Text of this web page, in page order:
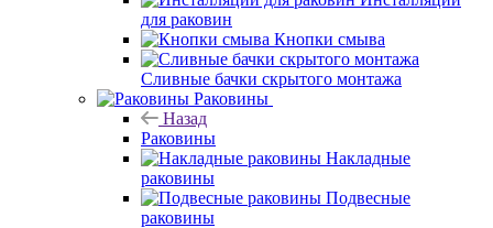
для раковин
Кнопки смыва
Сливные бачки скрытого монтажа
Раковины
Назад
Раковины
Накладные
раковины
Подвесные
раковины